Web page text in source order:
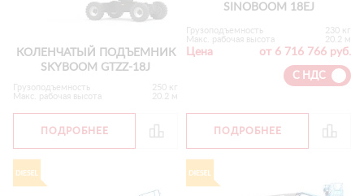
КОЛЕНЧАТЫЙ ПОДЪЕМНИК
SKYBOOM GTZZ-18J
Грузоподъемность
250 кг
Макс. рабочая высота
20.2 м
ПОДРОБНЕЕ
SINOBOOM 18EJ
Грузоподъемность
230 кг
Макс. рабочая высота
20.2 м
Цена от 6 716 766 руб.
С НДС
ПОДРОБНЕЕ